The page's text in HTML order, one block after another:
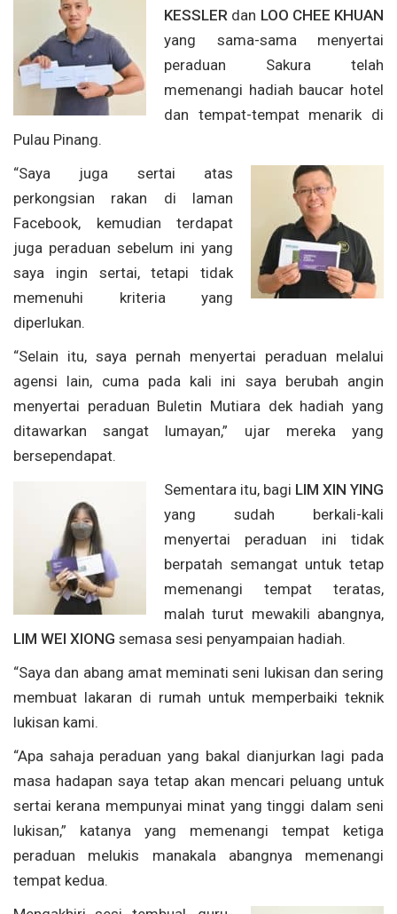
KESSLER dan LOO CHEE KHUAN
yang sama-sama menyertai
peraduan Sakura telah
memenangi hadiah baucar hotel
dan tempat-tempat menarik di
Pulau Pinang.
“Saya juga sertai atas
perkongsian rakan di laman
Facebook, kemudian terdapat
juga peraduan sebelum ini yang
saya ingin sertai, tetapi tidak
memenuhi kriteria yang
diperlukan.
“Selain itu, saya pernah menyertai peraduan melalui
agensi lain, cuma pada kali ini saya berubah angin
menyertai peraduan Buletin Mutiara dek hadiah yang
ditawarkan sangat lumayan,” ujar mereka yang
bersependapat.
Sementara itu, bagi LIM XIN YING
yang sudah berkali-kali
menyertai peraduan ini tidak
berpatah semangat untuk tetap
memenangi tempat teratas,
malah turut mewakili abangnya,
LIM WEI XIONG semasa sesi penyampaian hadiah.
“Saya dan abang amat meminati seni lukisan dan sering
membuat lakaran di rumah untuk memperbaiki teknik
lukisan kami.
“Apa sahaja peraduan yang bakal dianjurkan lagi pada
masa hadapan saya tetap akan mencari peluang untuk
sertai kerana mempunyai minat yang tinggi dalam seni
lukisan,” katanya yang memenangi tempat ketiga
peraduan melukis manakala abangnya memenangi
tempat kedua.